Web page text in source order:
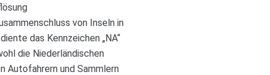
von Inseln in
das Kennzeichen „NA“
die Niederländischen
Autofahrern und Sammlern